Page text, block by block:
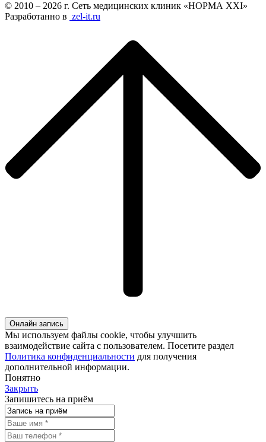
© 2010 – 2026 г. Сеть медицинских клиник «НОРМА XXI»
Разработанно в zel-it.ru
Онлайн запись
Мы используем файлы cookie, чтобы улучшить
взаимодействие сайта с пользователем. Посетите раздел
Политика конфиденциальности для получения
дополнительной информации.
Понятно
Закрыть
Запишитесь на приём